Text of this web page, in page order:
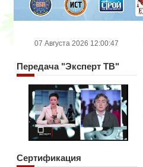
07 Августа 2026 12:00:47
Передача"Эксперт ТВ"
Сертификация